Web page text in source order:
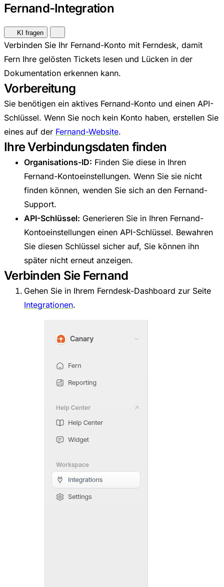
Fernand-Integration
KI fragen
Verbinden Sie Ihr Fernand-Konto mit Ferndesk, damit
Fern Ihre gelösten Tickets lesen und Lücken in der
Dokumentation erkennen kann.
Vorbereitung
Sie benötigen ein aktives Fernand-Konto und einen API-
Schlüssel. Wenn Sie noch kein Konto haben, erstellen Sie
eines auf der Fernand-Website.
Ihre Verbindungsdaten finden
Organisations-ID: Finden Sie diese in Ihren
Fernand-Kontoeinstellungen. Wenn Sie sie nicht
finden können, wenden Sie sich an den Fernand-
Support.
API-Schlüssel: Generieren Sie in Ihren Fernand-
Kontoeinstellungen einen API-Schlüssel. Bewahren
Sie diesen Schlüssel sicher auf, Sie können ihn
später nicht erneut anzeigen.
Verbinden Sie Fernand
Gehen Sie in Ihrem Ferndesk-Dashboard zur Seite
Integrationen.